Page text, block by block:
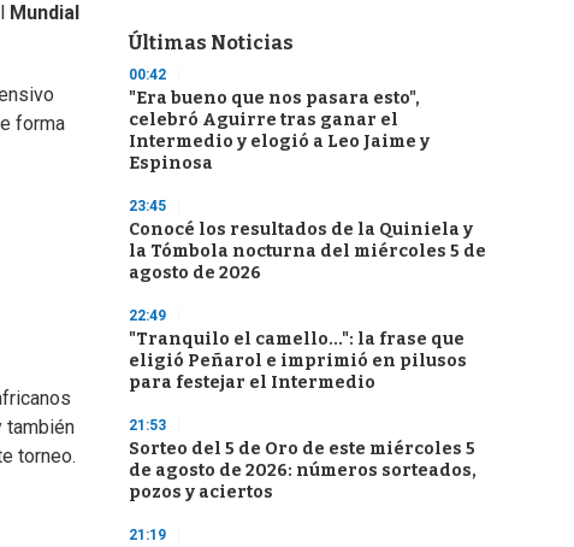
Mundial
forma
también
torneo.
Últimas Noticias
00:42
"Era bueno que nos pasara esto",
celebró Aguirre tras ganar el
Intermedio y elogió a Leo Jaime y
Espinosa
23:45
Conocé los resultados de la Quiniela y
la Tómbola nocturna del miércoles 5 de
agosto de 2026
22:49
"Tranquilo el camello...": la frase que
eligió Peñarol e imprimió en pilusos
para festejar el Intermedio
21:53
Sorteo del 5 de Oro de este miércoles 5
de agosto de 2026: números sorteados,
pozos y aciertos
21:19